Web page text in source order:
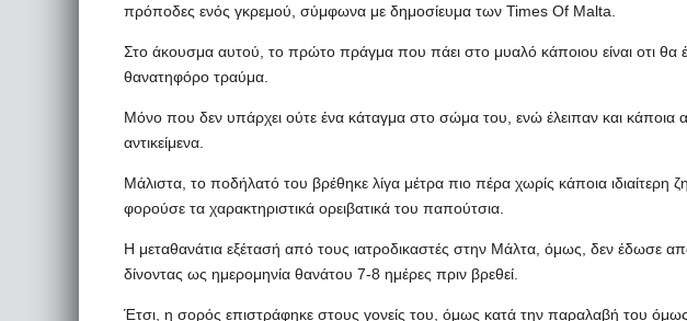
πρόποδες ενός γκρεμού, σύμφωνα με δημοσίευμα των Times Of Malta.
Στο άκουσμα αυτού, το πρώτο πράγμα που πάει στο μυαλό κάποιου είναι οτι θα
θανατηφόρο τραύμα.
Μόνο που δεν υπάρχει ούτε ένα κάταγμα στο σώμα του, ενώ έλειπαν και
αντικείμενα.
Μάλιστα, το ποδήλατό του βρέθηκε λίγα μέτρα πιο πέρα χωρίς κάποια ιδιαίτερη
φορούσε τα χαρακτηριστικά ορειβατικά του παπούτσια.
Η μεταθανάτια εξέτασή από τους ιατροδικαστές στην Μάλτα, όμως, δεν έδωσε
δίνοντας ως ημερομηνία θανάτου 7-8 ημέρες πριν βρεθεί.
Έτσι, η σορός επιστράφηκε στους γονείς του, όμως κατά την παραλαβή του